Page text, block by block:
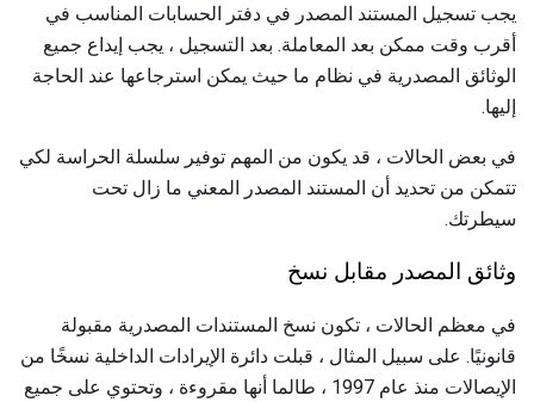
يجب تسجيل المستند المصدر في دفتر الحسابات المناسب في
أقرب وقت ممكن بعد المعاملة. بعد التسجيل ، يجب إيداع جميع
الوثائق المصدرية في نظام ما حيث يمكن استرجاعها عند الحاجة
إليها.
في بعض الحالات ، قد يكون من المهم توفير سلسلة الحراسة لكي
تتمكن من تحديد أن المستند المصدر المعني ما زال تحت
سيطرتك.
وثائق المصدر مقابل نسخ
في معظم الحالات ، تكون نسخ المستندات المصدرية مقبولة
قانونيًا. على سبيل المثال ، قبلت دائرة الإيرادات الداخلية نسخًا من
الإيصالات منذ عام 1997 ، طالما أنها مقروءة ، وتحتوي على جميع